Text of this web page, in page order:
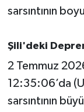
sarsıntının
Şili'deki
2 Temmuz
12:35:06’da
sarsıntının
Kepsut
KÜLTÜR-
MANŞET